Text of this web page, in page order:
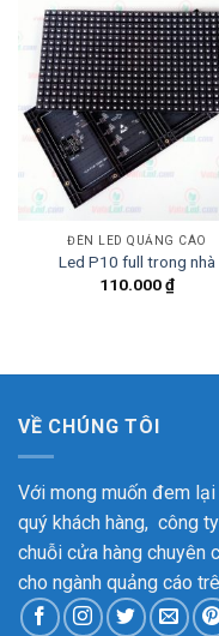
ĐÈN LED QUẢNG CÁO
Led P10 full trong nhà
110.000₫
VỀ CHÚNG TÔI
Với mong muốn đem
quý khách hàng, công ty
chuỗi cửa hàng chuyên
cho ngành quảng cáo